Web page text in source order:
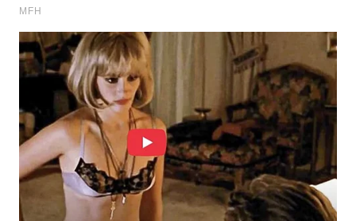
BOROBUDUR
WN
MADURA
WN
SURABAYA
NATUNA